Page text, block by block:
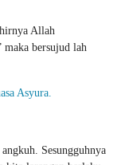
Allah
bersujud lah
Asyura.
Sesungguhnya